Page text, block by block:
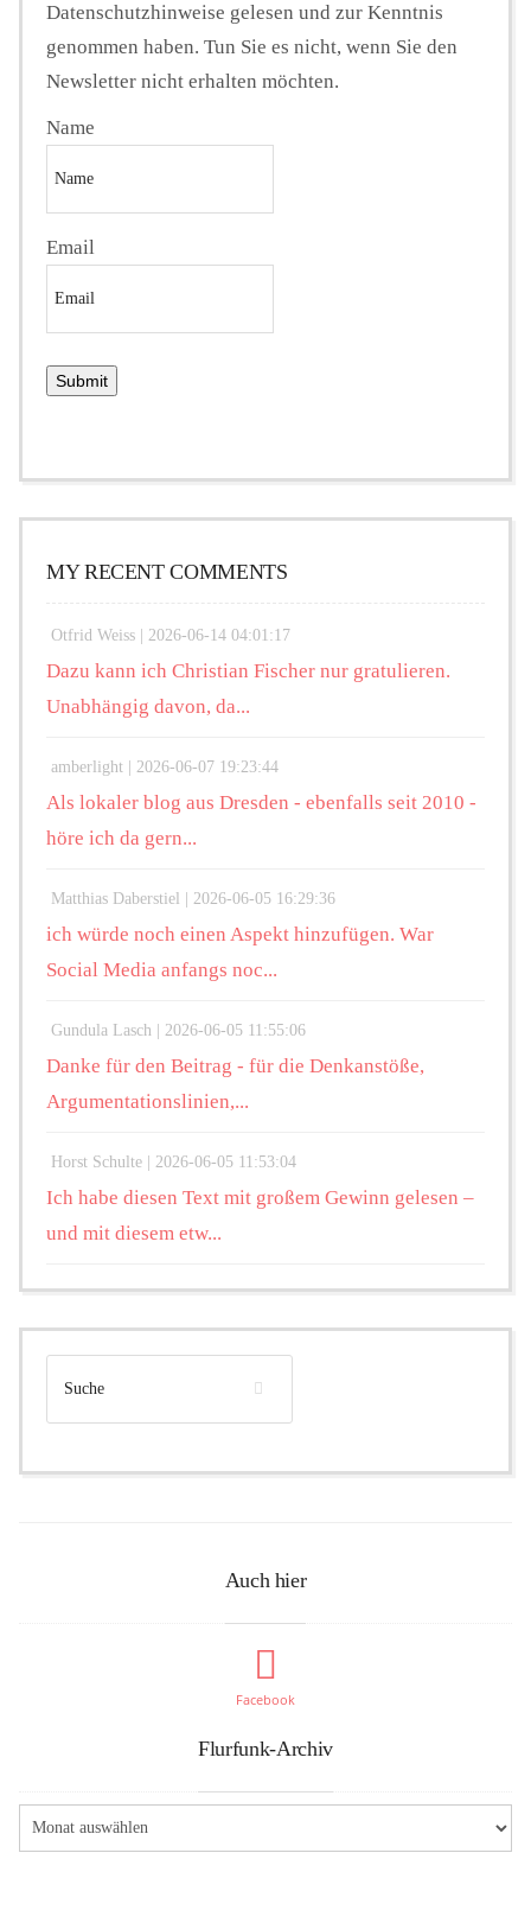
Datenschutzhinweise gelesen und zur Kenntnis
genommen haben. Tun Sie es nicht, wenn Sie den
Newsletter nicht erhalten möchten.
Name
Email
MY RECENT COMMENTS
Otfrid Weiss | 2026-06-14 04:01:17
Dazu kann ich Christian Fischer nur gratulieren.
Unabhängig davon, da...
amberlight | 2026-06-07 19:23:44
Als lokaler blog aus Dresden - ebenfalls seit 2010 -
höre ich da gern...
Matthias Daberstiel | 2026-06-05 16:29:36
ich würde noch einen Aspekt hinzufügen. War
Social Media anfangs noc...
Gundula Lasch | 2026-06-05 11:55:06
Danke für den Beitrag - für die Denkanstöße,
Argumentationslinien,...
Horst Schulte | 2026-06-05 11:53:04
Ich habe diesen Text mit großem Gewinn gelesen –
und mit diesem etw...
Auch hier
Facebook
Flurfunk-Archiv